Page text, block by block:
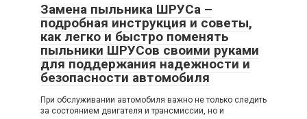
Замена пыльника ШРУСа –
подробная инструкция и советы,
как легко и быстро поменять
пыльники ШРУСов своими руками
для поддержания надежности и
безопасности автомобиля
При обслуживании автомобиля важно не только следить
за состоянием двигателя и трансмиссии, но и